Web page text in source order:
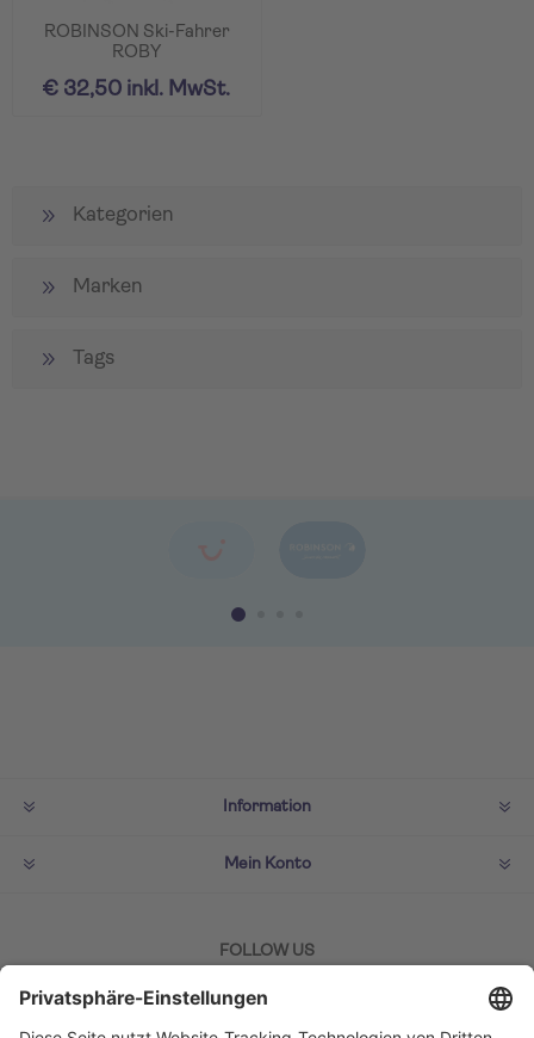
ROBINSON Ski-Fahrer
ROBY
€ 32,50 inkl. MwSt.
Kategorien
Marken
Tags
Information
Mein Konto
FOLLOW US